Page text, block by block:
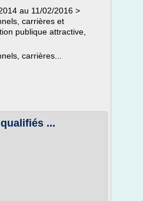
au 11/02/2016 >
carrières et
publique attractive,
carrières...
...